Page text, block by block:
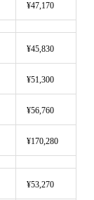
¥47,170
¥45,830
¥51,300
¥56,760
¥170,280
¥53,270